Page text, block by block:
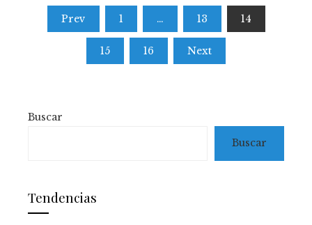
Paginación
Prev 1 … 13 14
15 16 Next
Buscar
Buscar
Tendencias